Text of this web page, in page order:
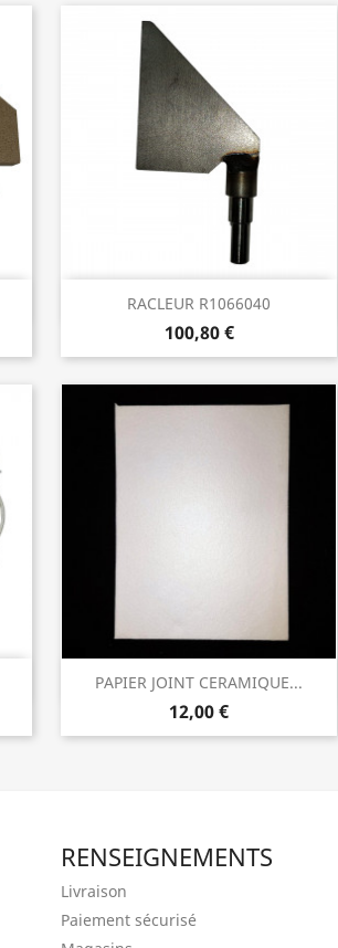
RACLEUR R1066040
100,80 €
Aperçu rapide
PAPIER JOINT CERAMIQUE...
12,00 €
 Aperçu rapide
RENSEIGNEMENTS
Livraison
Paiement sécurisé